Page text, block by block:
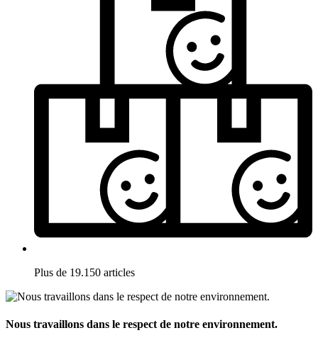
Plus de 19.150 articles
Nous travaillons dans le respect de notre environnement.